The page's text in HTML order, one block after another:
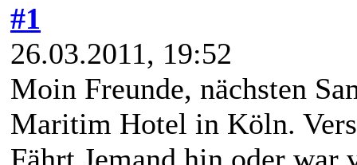
#1
26.03.2011, 19:52
Moin Freunde, nächsten
Maritim Hotel in Köln.
Fährt Jemand hin oder war